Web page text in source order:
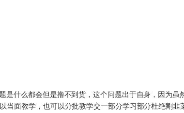
什么都会但是撸不到货，这个问题出于自身，因为
面教学，也可以分批教学交一部分学习部分杜绝割